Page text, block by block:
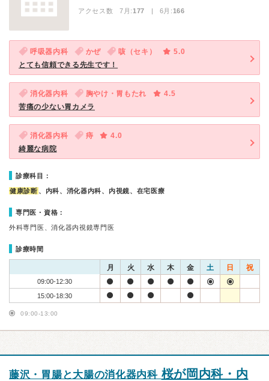
アクセス数 7月:177 | 6月:166
呼吸器内科 かぜ 咳（セキ）
5.0
とても信頼できる先生です！
消化器内科 胸やけ・胃もたれ
4.5
苦痛の少ない胃カメラ
消化器内科 痔
4.0
綺麗な病院
診療科目：
健康診断 、内科、消化器内科、内視鏡、在宅医療
専門医・資格：
外科専門医、消化器内視鏡専門医
診療時間
月 火 水 木 金 土 日 祝
09:00-12:30
15:00-18:30
09:00-13:00
藤沢・胃腸と大腸の消化器内科 桜が岡内科・内